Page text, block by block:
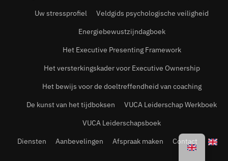
Uw stressprofiel
Veldgids psychologische veiligheid
Energiebewustzijndagboek
Het Executive Presenting Framework
Het versterkingskader voor Executive Ownership
Het bewijs voor de doeltreffendheid van coaching
De kunst van het tijdboksen
VUCA Leiderschap Werkboek
VUCA Leiderschapsboek
Diensten
Aanbevelingen Afspraak maken Contact